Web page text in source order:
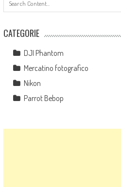
CATEGORIE
DJI Phantom
Mercatino fotografico
Nikon
Parrot Bebop